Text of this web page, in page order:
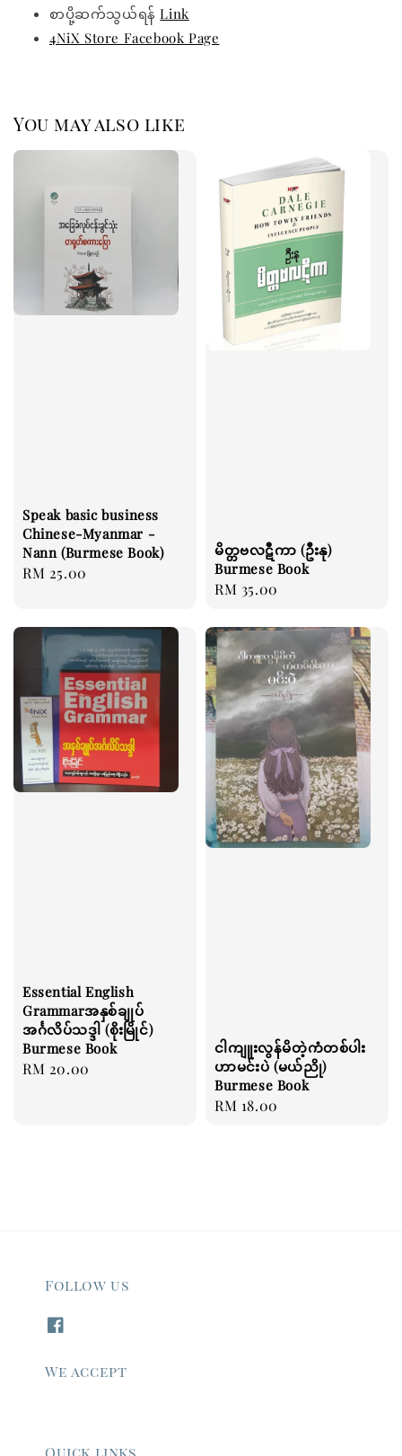
စာပို့ဆက်သွယ်ရန်Link
4NiX Store Facebook Page
You may also like
Speak basic business
Chinese-Myanmar -
Nann (Burmese Book)
Regular
RM 25.00
မိတ္တဗလဋီကာ (ဦးနု)
Burmese Book
Regular
RM 35.00
Essential English
Grammarအနှစ်ချုပ်
အင်္ဂလိပ်သဒ္ဒါ (စိုးမြိုင်)
Burmese Book
Regular
RM 20.00
ငါကျူးလွန်မိတဲ့ကံတစ်ပါး
ဟာမင်းပဲ (မယ်ညို)
Burmese Book
Regular
RM 18.00
Follow us
We accept
Quick links